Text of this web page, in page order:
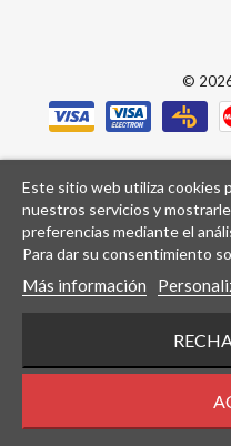
Este sitio web utiliza cookies
nuestros servicios y
preferencias mediante el
Para dar su consentimiento
Más información
© 2026